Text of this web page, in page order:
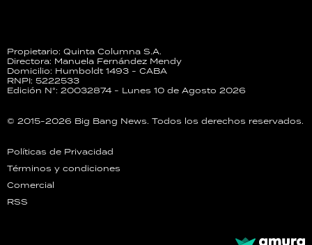
Propietario: Quinta Columna S.A.
Directora: Manuela Fernández Mendy
Domicilio: Humboldt 1493 - CABA
RNPI: 5222533
Edición N°: 20032874 - Lunes 10 de Agosto 2026
© 2015-2026 Big Bang News. Todos los derechos reservados.
Políticas de Privacidad
Términos y condiciones
Comercial
RSS